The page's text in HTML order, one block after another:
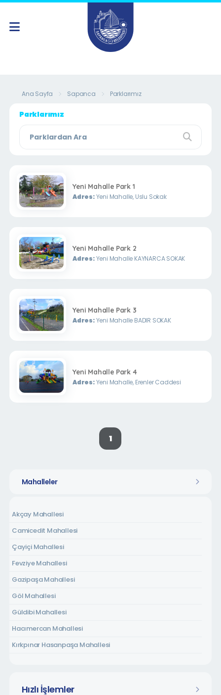
Mahalleler
Akçay Mahallesi
Camicedit Mahallesi
Çayiçi Mahallesi
Fevziye Mahallesi
Gazipaşa Mahallesi
Göl Mahallesi
Güldibi Mahallesi
Hacımercan Mahallesi
Kırkpınar Hasanpaşa Mahallesi
Hızlı İşlemler
Ana Sayfa Sapanca Parklarımız
Parklarımız
Yeni Mahalle Park 1
Adres:Yeni Mahalle, Uslu Sokak
Yeni Mahalle Park 2
Adres:Yeni Mahalle KAYNARCA SOKAK
Yeni Mahalle Park 3
Adres:Yeni Mahalle BADIR SOKAK
Yeni Mahalle Park 4
Adres:Yeni Mahalle, Erenler Caddesi
1